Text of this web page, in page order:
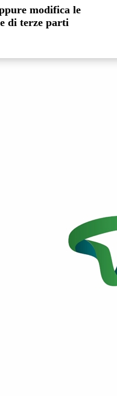
modifica le
di terze parti